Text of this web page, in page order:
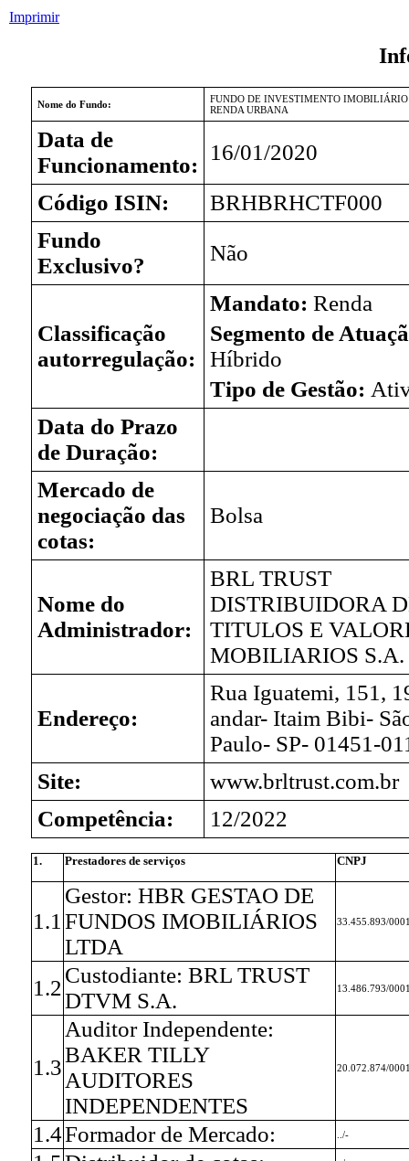
Imprimir
Nome do Fundo:
FUNDO DE INVESTIMENTO
RENDA URBANA
Data de
Funcionamento:
16/01/2020
Código ISIN:
BRHBRHCTF000
Fundo
Exclusivo?
Não
Classificação
autorregulação:
Mandato: Renda
Segmento de
Híbrido
Tipo de Gestão:
Data do Prazo
de Duração:
Mercado de
negociação das
cotas:
Bolsa
Nome do
Administrador:
BRL TRUST
DISTRIBUIDORA
TITULOS E
MOBILIARIOS S.A.
Endereço:
Rua Iguatemi, 151,
andar- Itaim Bibi-
Paulo- SP- 01451-
Site:
www.brltrust.com.br
Competência:
12/2022
1. Prestadores de serviços CNPJ
1.1
Gestor: HBR GESTAO DE
FUNDOS IMOBILIÁRIOS
LTDA
33.455.893/
1.2
Custodiante: BRL TRUST
DTVM S.A.
13.486.793/
1.3
Auditor Independente:
BAKER TILLY
AUDITORES
INDEPENDENTES
20.072.874/
1.4Formador de Mercado: ../-